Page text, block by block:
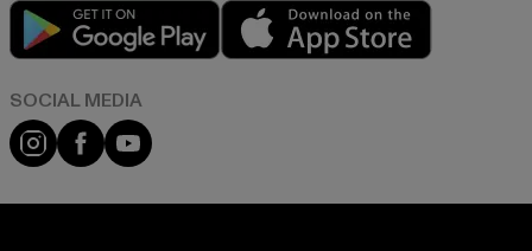
Play market
Instagram
FacebookYouTube